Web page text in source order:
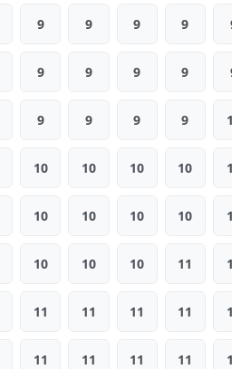
9 9 9 9
9 9 9 9
9 9 9 9
10 10 10 10
10 10 10 10
10 10 10 11
11 11 11 11
11 11 11 11